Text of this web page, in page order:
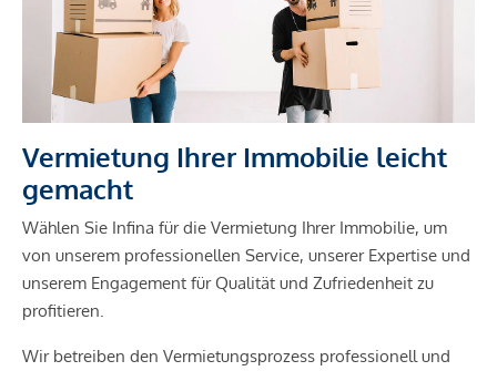
Vermietung Ihrer Immobilie leicht
gemacht
Wählen Sie Infina für die Vermietung Ihrer Immobilie, um
von unserem professionellen Service, unserer Expertise und
unserem Engagement für Qualität und Zufriedenheit zu
profitieren.
Wir betreiben den Vermietungsprozess professionell und